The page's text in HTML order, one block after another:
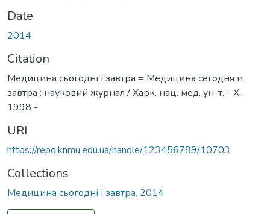
Date
2014
Citation
Медицина сьогодні і завтра = Медицина сегодня и
завтра : науковий журнал / Харк. нац. мед. ун-т. - Х.,
1998 -
URI
https://repo.knmu.edu.ua/handle/123456789/10703
Collections
Медицина сьогодні і завтра. 2014